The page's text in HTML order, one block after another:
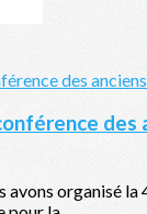
des
avons organisé la